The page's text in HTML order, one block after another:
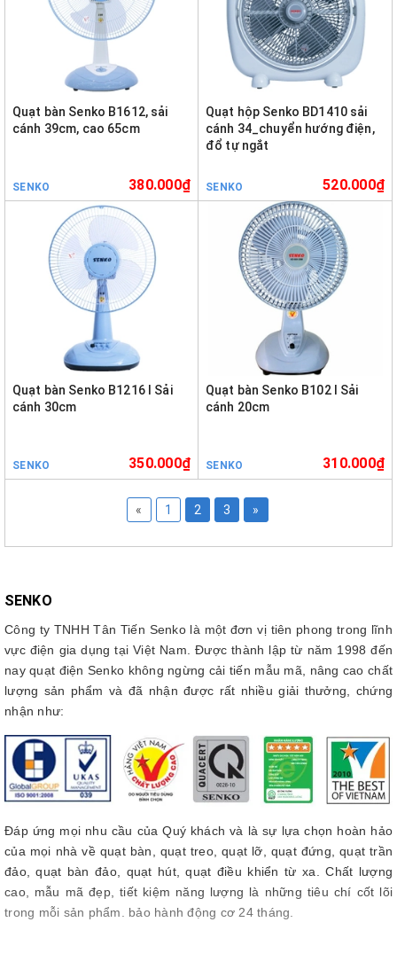
Quạt bàn Senko B1612, sải
cánh 39cm, cao 65cm
SENKO 380.000₫
Quạt hộp Senko BD1410 sải
cánh 34_chuyển hướng điện,
đổ tự ngắt
SENKO 520.000₫
Quạt bàn Senko B1216 I Sải
cánh 30cm
SENKO 350.000₫
Quạt bàn Senko B102 I Sải
cánh 20cm
SENKO 310.000₫
« 1 2 3 »
SENKO
Công ty TNHH Tân Tiến Senko là một đơn vị tiên phong trong lĩnh
vực điện gia dụng tại Việt Nam. Được thành lập từ năm 1998 đến
nay quạt điện Senko không ngừng cải tiến mẫu mã, nâng cao chất
lượng sản phẩm và đã nhận được rất nhiều giải thưởng, chứng
nhận như:
Đáp ứng mọi nhu cầu của Quý khách và là sự lựa chọn hoàn hảo
của mọi nhà về quạt bàn, quạt treo, quạt lỡ, quạt đứng, quạt trần
đảo, quạt bàn đảo, quạt hút, quạt điều khiển từ xa. Chất lượng
cao, mẫu mã đẹp, tiết kiệm năng lượng là những tiêu chí cốt lõi
trong mỗi sản phẩm. bảo hành động cơ 24 tháng.